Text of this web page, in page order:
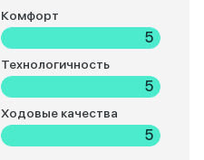
Комфорт
5
Технологичность
5
Ходовые качества
5